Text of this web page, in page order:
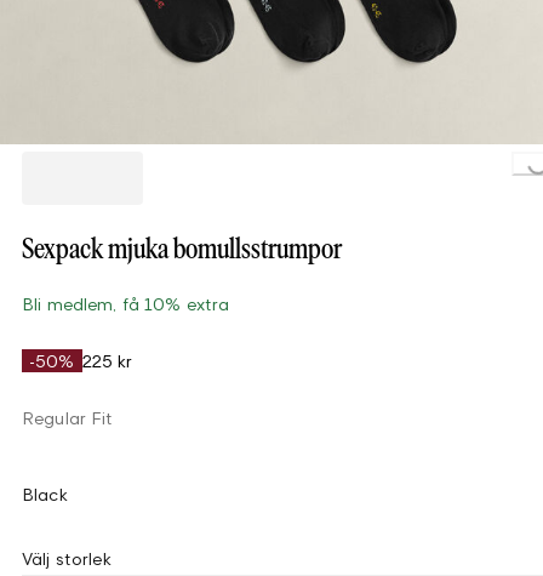
Sexpack mjuka bomullsstrumpor
Bli medlem, få 10% extra
-50% 225 kr
Regular Fit
Black
Välj storlek